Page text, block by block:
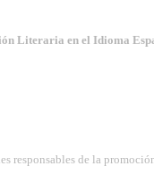
Literaria en el Idioma
responsables de la